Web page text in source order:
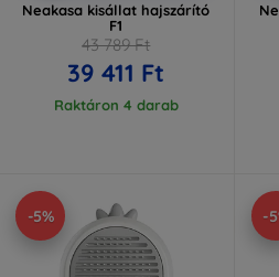
Neakasa kisállat hajszárító
F1
43 789 Ft
39 411 Ft
Raktáron 4 darab
-5% -